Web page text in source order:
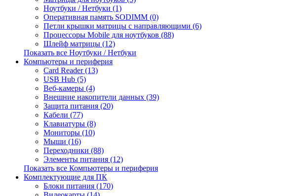
Ноутбуки / Нетбуки (1)
Оперативная память SODIMM (0)
Петли крышки матрицы с направляющими (6)
Процессоры Mobile для ноутбуков (88)
Шлейф матрицы (12)
Показать все Ноутбуки / Нетбуки
Компьютеры и периферия
Card Reader (13)
USB Hub (5)
Веб-камеры (4)
Внешние накопители данных (39)
Защита питания (20)
Кабели (77)
Клавиатуры (8)
Мониторы (10)
Мыши (16)
Переходники (88)
Элементы питания (12)
Показать все Компьютеры и периферия
Комплектующие для ПК
Блоки питания (170)